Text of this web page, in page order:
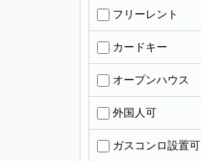
フリーレント
カードキー
オープンハウス
外国人可
ガスコンロ設置可